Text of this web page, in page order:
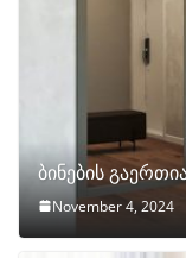
ბინების
November 4, 2024